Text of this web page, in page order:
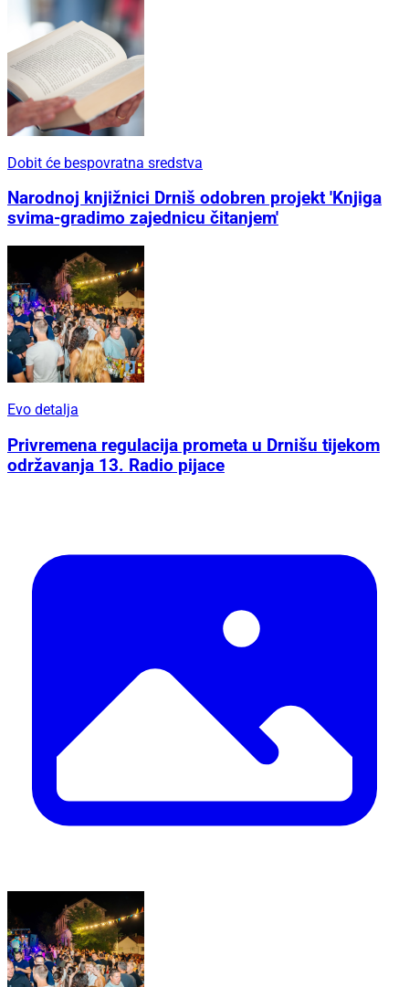
Dobit će bespovratna sredstva
Narodnoj knjižnici Drniš odobren projekt 'Knjiga
svima-gradimo zajednicu čitanjem'
Evo detalja
Privremena regulacija prometa u Drnišu tijekom
održavanja 13. Radio pijace